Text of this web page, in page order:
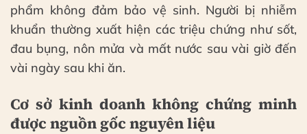
phẩm không đảm bảo vệ sinh. Người bị nhiễm
khuẩn thường xuất hiện các triệu chứng như sốt,
đau bụng, nôn mửa và mất nước sau vài giờ đến
vài ngày sau khi ăn.
Cơ sở kinh doanh không chứng minh
được nguồn gốc nguyên liệu